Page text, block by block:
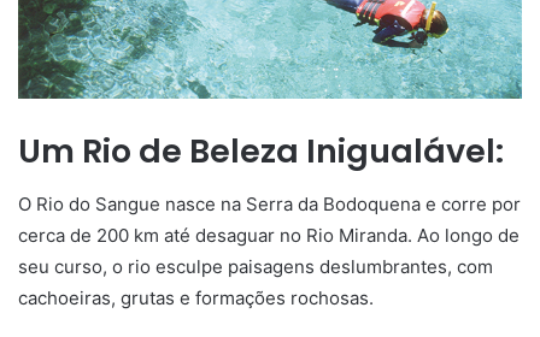
Um Rio de Beleza Inigualável:
O Rio do Sangue nasce na Serra da Bodoquena e corre por
cerca de 200 km até desaguar no Rio Miranda. Ao longo de
seu curso, o rio esculpe paisagens deslumbrantes, com
cachoeiras, grutas e formações rochosas.